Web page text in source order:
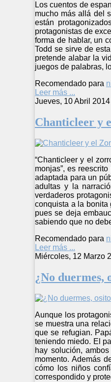
Los cuentos de
mucho más allá del
están
protagonistas de
forma de hablar, un
Todd se sirve de
pretende alabar la
juegos de palabras,
Recomendado para
Leer más ...
Jueves, 10 Abril
Chanticleer y
“Chanticleer y el
monjas”, es
adaptada para un
adultas y la
verdaderos
conquista a la bonita
pues se deja
sabiendo que no
Recomendado para
Leer más ...
Miércoles, 12 Marzo
¿No duermes,
Aunque los
se muestra una
que se refugian.
teniendo miedo. El
hay solución,
momento. Además
cómo los niños
correspondido y